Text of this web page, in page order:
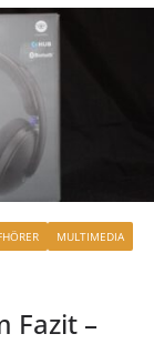
MULTIMEDIA
Fazit –